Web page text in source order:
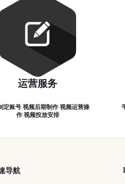
运营服务
定账号 视频后期制作 视频运营操
作 视频投放安排
导航